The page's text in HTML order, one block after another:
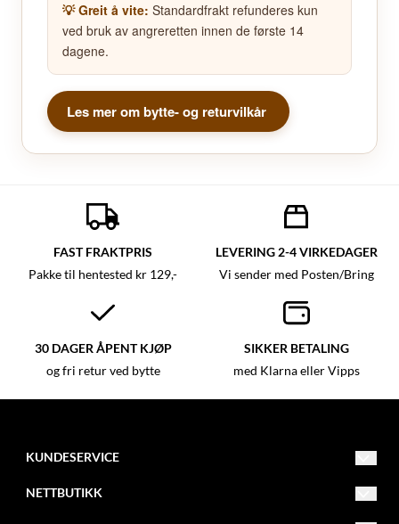
💡 Greit å vite: Standardfrakt refunderes kun
ved bruk av angreretten innen de første 14
dagene.
Les mer om bytte- og returvilkår
FAST FRAKTPRIS
Pakke til hentested kr 129,-
LEVERING 2-4 VIRKEDAGER
Vi sender med Posten/Bring
30 DAGER ÅPENT KJØP
og fri retur ved bytte
SIKKER BETALING
med Klarna eller Vipps
KUNDESERVICE
kundeservice@westernbutikken.no
NETTBUTIKK